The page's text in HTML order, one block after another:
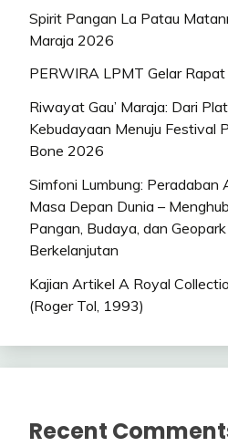
Spirit Pangan La Patau
Maraja 2026
PERWIRA LPMT Gelar Rapat
Riwayat Gau’ Maraja: Dari
Kebudayaan Menuju Festival
Bone 2026
Simfoni Lumbung: Peradaban
Masa Depan Dunia –
Pangan, Budaya, dan
Berkelanjutan
Kajian Artikel A Royal
(Roger Tol, 1993)
Recent